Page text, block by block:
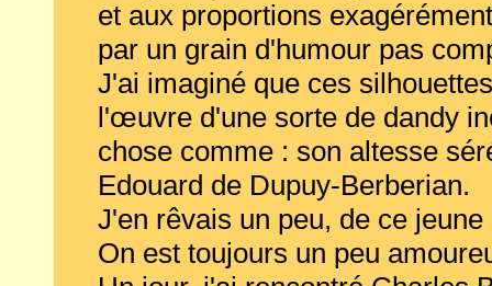
et aux proportions
par un grain d'humour pas
J'ai imaginé que ces
l'œuvre d'une sorte de dandy
chose comme : son altesse
Edouard de Dupuy-Berberian.
J'en rêvais un peu, de ce
On est toujours un peu